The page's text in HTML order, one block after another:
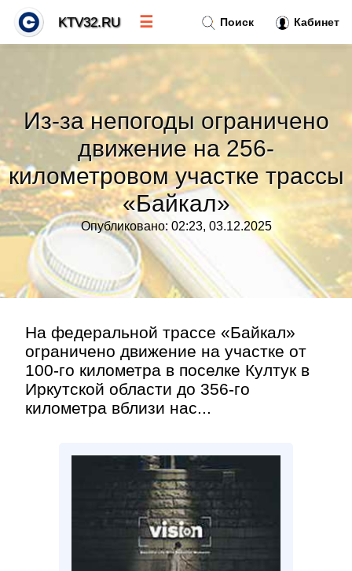
Из-за непогоды ограничено
движение на 256-
километровом участке трассы
«Байкал»
Опубликовано: 02:23, 03.12.2025
На федеральной трассе «Байкал»
ограничено движение на участке от
100-го километра в поселке Култук в
Иркутской области до 356-го
километра вблизи нас...
Поиск Кабинет
KTV32.RU ☰
Тренды новостей »
Рубрики»
Правила»
Контакт»